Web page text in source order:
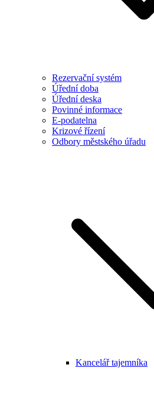
Rezervační systém
Úřední doba
Úřední deska
Povinné informace
E-podatelna
Krizové řízení
Odbory městského úřadu
Kancelář tajemníka